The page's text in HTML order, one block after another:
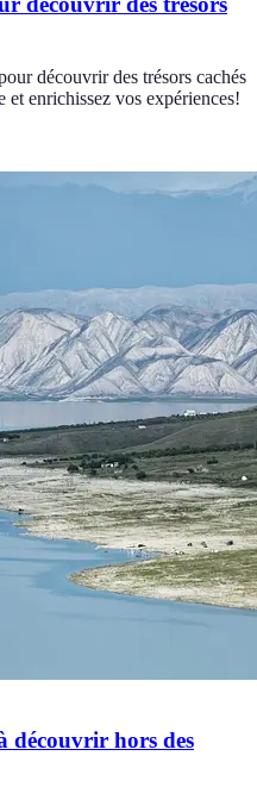
découvrir des trésors cachés
et enrichissez vos expériences!
découvrir hors des